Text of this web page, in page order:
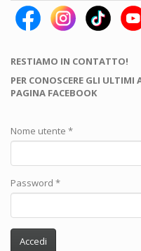
RESTIAMO IN CONTATTO!
PER CONOSCERE GLI
PAGINA FACEBOOK
Nome utente *
Password *
Accedi